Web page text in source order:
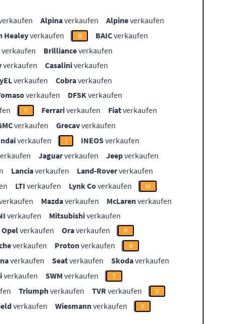
Alpinaverkaufen Alpineverkaufen
Healeyverkaufen B BAICverkaufen
verkaufen Brillianceverkaufen
verkaufen Casaliniverkaufen
verkaufen Cobraverkaufen
verkaufen DFSKverkaufen
F Ferrariverkaufen Fiatverkaufen
verkaufen Grecavverkaufen
verkaufen I INEOSverkaufen
Jaguarverkaufen Jeepverkaufen
Lanciaverkaufen Land-Roververkaufen
LTI verkaufen Lynk Coverkaufen M
Mazdaverkaufen McLarenverkaufen
verkaufen Mitsubishiverkaufen
Opelverkaufen Oraverkaufen P
verkaufen Protonverkaufen R
verkaufen Seatverkaufen Skodaverkaufen
verkaufen SWM verkaufen T
Triumphverkaufen TVRverkaufen V
verkaufen Wiesmannverkaufen X